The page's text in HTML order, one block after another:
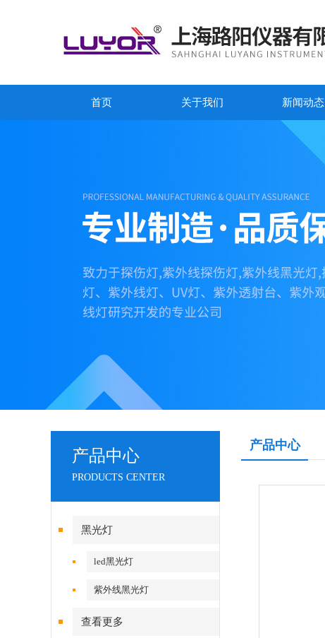
首页 关于我们 新闻动态
产品中心
PRODUCTS CENTER
黑光灯
led黑光灯
紫外线黑光灯
查看更多
产品中心